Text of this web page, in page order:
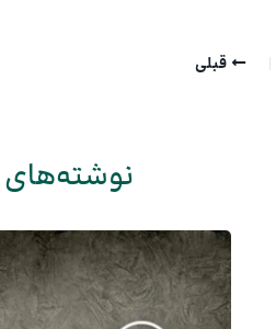
قبلی
نوشته‌های